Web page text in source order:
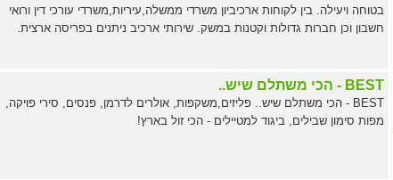
בטוחה ויעילה. בין לקוחות ארכיביון משרדי ממשלה,עיריות,משרדי עורכי דין ורואי
חשבון וכן חברות גדולות וקטנות במשק. שירותי ארכיב ניתנים בפריסה ארצית.
BEST - הכי משתלם שיש..
BEST - הכי משתלם שיש.. פליזים,משקפות, אולרים לדרמן, פנסים, סירי פויקה,
מפות סימון שבילים, ביגוד למטיילים - הכי זול בארץ!